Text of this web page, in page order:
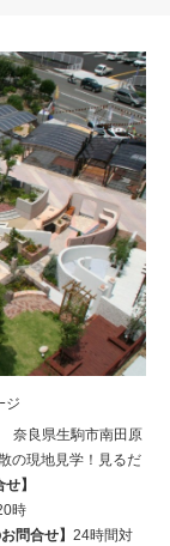
ジ
奈良県生駒市南田原
の現地見学！見るだ
】
時
問合せ】 24時間対